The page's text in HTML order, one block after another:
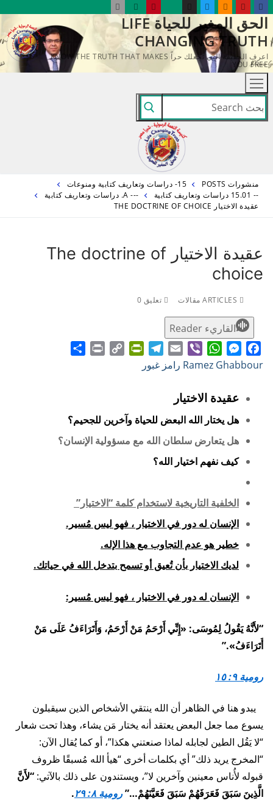
التجاوز
إلى
المحتوى
الحق المغير للحياة LIFE
CHANGING TRUTH
اعرف الحقيقة التي تجعلك حراً KNOW THE TRUTH THAT MAKES
YOU FREE
البحث
عن:
منشورات POSTS
15- دراسات وتعاريف كتابية ومنوعات
-- 15.01 دراسات وتعاريف كتابية
--- A. دراسات وتعاريف كتابية
عقيدة الاختيار THE DOCTRINE OF CHOICE
عقيدة الاختيار The doctrine of
choice
تعليق 0
القاريء Reader
Facebook
Messenger
WhatsApp
Viber
Email
Telegram Ramez Ghabbour رامز غبور
عقيدة الاختيار
هل يختار الله البعض للحياة وآخرين للجحيم؟
هل يتعارض سلطان الله مع مسؤولية الإنسان؟
كيف نفهم اختيار الله؟
الخلفية التاريخية لاستخدام كلمة “الاختيار”
الإنسان له دور في الاختيار ، فهو ليس مُسير.
خطير هو عدم التجاوب مع هذا الإله.
لديك الاختيار بأن تُعيق أو تسمح بتدخل الله في حياتك.
الإنسان له دور في الاختيار ، فهو ليس مُسير:
“لأَنَّهُ يَقُولُ لِمُوسَى: «إِنِّي أَرْحَمُ مَنْ أَرْحَمُ، وَأَتَرَاءَفُ عَلَى مَنْ
أَتَرَاءَفُ».”
رومية ٩: ١٥
يبدو هنا في الظاهر أن الله ينتقي الأشخاص الذين سيقبلون
يسوع مما جعل البعض يعتقد أنه يختار مَن يشاء، وهذا تحت شعار
“لا يَقُل الطين لجابله لماذا صنعتني هكذا”، أو كما يُقال الآن:
“المخرج يريد ذلك” أي بكلمات أخرى “هيأ الله مُسبقًا ظروف
قبوله لأُناس معينين وآخرين لا”، ويستندون على ذلك بالآتي: “لأَنَّ
الَّذِينَ سَبَقَ فَعَرَفَهُمْ سَبَقَ فَعَيَّنَهُمْ…”رومية ٨: ٢٩ .